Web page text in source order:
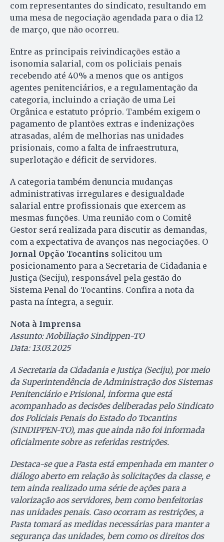
com representantes do sindicato, resultando em
uma mesa de negociação agendada para o dia 12
de março, que não ocorreu.
Entre as principais reivindicações estão a
isonomia salarial, com os policiais penais
recebendo até 40% a menos que os antigos
agentes penitenciários, e a regulamentação da
categoria, incluindo a criação de uma Lei
Orgânica e estatuto próprio. Também exigem o
pagamento de plantões extras e indenizações
atrasadas, além de melhorias nas unidades
prisionais, como a falta de infraestrutura,
superlotação e déficit de servidores.
A categoria também denuncia mudanças
administrativas irregulares e desigualdade
salarial entre profissionais que exercem as
mesmas funções. Uma reunião com o Comitê
Gestor será realizada para discutir as demandas,
com a expectativa de avanços nas negociações. O
Jornal Opção Tocantins solicitou um
posicionamento para a Secretaria de Cidadania e
Justiça (Seciju), responsável pela gestão do
Sistema Penal do Tocantins. Confira a nota da
pasta na íntegra, a seguir.
Nota à Imprensa
Assunto: Mobiliação Sindippen-TO
Data: 13.03.2025
A Secretaria da Cidadania e Justiça (Seciju), por meio
da Superintendência de Administração dos Sistemas
Penitenciário e Prisional, informa que está
acompanhado as decisões deliberadas pelo Sindicato
dos Policiais Penais do Estado do Tocantins
(SINDIPPEN-TO), mas que ainda não foi informada
oficialmente sobre as referidas restrições.
Destaca-se que a Pasta está empenhada em manter o
diálogo aberto em relação às solicitações da classe, e
tem ainda realizado uma série de ações para a
valorização aos servidores, bem como benfeitorias
nas unidades penais. Caso ocorram as restrições, a
Pasta tomará as medidas necessárias para manter a
segurança das unidades, bem como os direitos dos